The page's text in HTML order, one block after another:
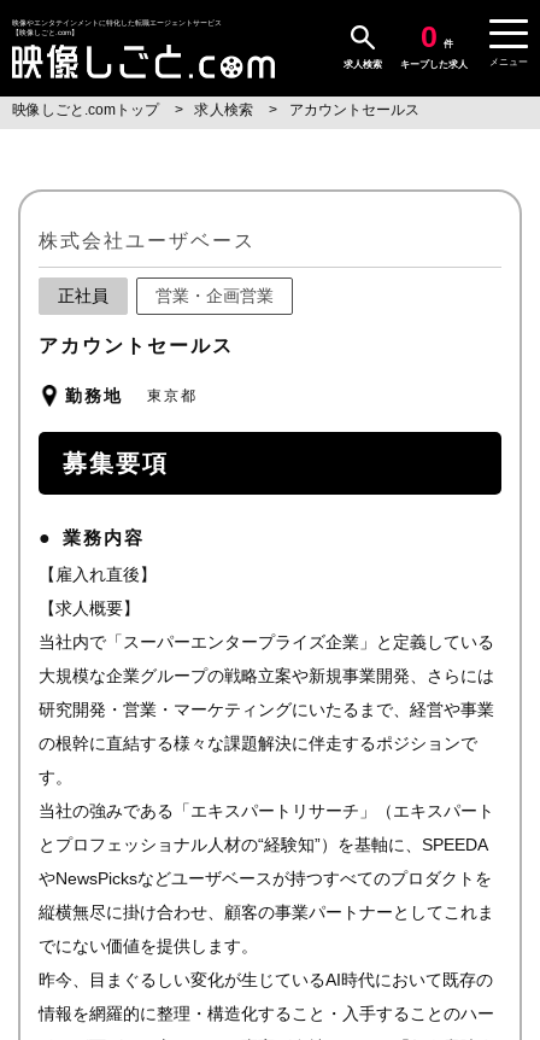
映像やエンタテインメントに特化した転職エージェントサービス
【映像しごと.com】
求人検索
0
件
キープした求人
メニュー
映像しごと.comトップ 求人検索 アカウントセールス
株式会社ユーザベース
正社員 営業・企画営業
アカウントセールス
勤務地 東京都
募集要項
業務内容
【雇入れ直後】
【求人概要】
当社内で「スーパーエンタープライズ企業」と定義している
大規模な企業グループの戦略立案や新規事業開発、さらには
研究開発・営業・マーケティングにいたるまで、経営や事業
の根幹に直結する様々な課題解決に伴走するポジションで
す。
当社の強みである「エキスパートリサーチ」（エキスパート
とプロフェッショナル人材の“経験知”）を基軸に、SPEEDA
やNewsPicksなどユーザベースが持つすべてのプロダクトを
縦横無尽に掛け合わせ、顧客の事業パートナーとしてこれま
でにない価値を提供します。
昨今、目まぐるしい変化が生じているAI時代において既存の
情報を網羅的に整理・構造化すること・入手することのハー